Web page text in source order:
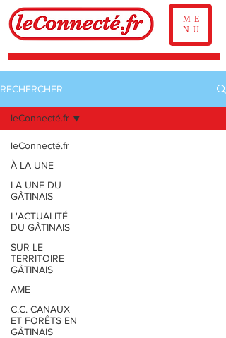
ME
NU
RECHERCHER
leConnecté.fr
À LA UNE
LA UNE DU
GÂTINAIS
L'ACTUALITÉ
DU GÂTINAIS
SUR LE
TERRITOIRE
GÂTINAIS
AME
C.C. CANAUX
ET FORÊTS EN
GÂTINAIS
leConnecté.fr